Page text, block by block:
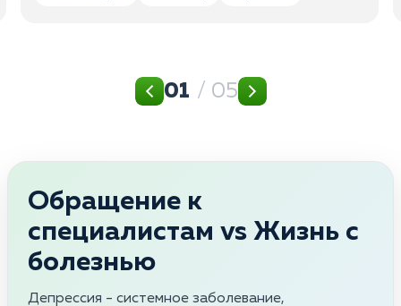
01 / 05
Обращение к
специалистам vs Жизнь с
болезнью
Депрессия - системное заболевание,